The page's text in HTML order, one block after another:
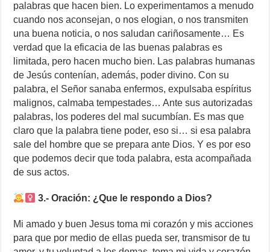
palabras que hacen bien. Lo experimentamos a menudo
cuando nos aconsejan, o nos elogian, o nos transmiten
una buena noticia, o nos saludan cariñosamente… Es
verdad que la eficacia de las buenas palabras es
limitada, pero hacen mucho bien. Las palabras humanas
de Jesús contenían, además, poder divino. Con su
palabra, el Señor sanaba enfermos, expulsaba espíritus
malignos, calmaba tempestades… Ante sus autorizadas
palabras, los poderes del mal sucumbían. Es mas que
claro que la palabra tiene poder, eso si… si esa palabra
sale del hombre que se prepara ante Dios. Y es por eso
que podemos decir que toda palabra, esta acompañada
de sus actos.
3.- Oración: ¿Que le respondo a Dios?
Mi amado y buen Jesus toma mi corazón y mis acciones
para que por medio de ellas pueda ser, transmisor de tu